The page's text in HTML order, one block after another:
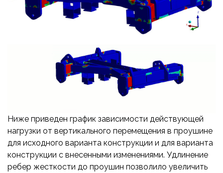
Ниже приведен график зависимости действующей
нагрузки от вертикального перемещения в проушине
для исходного варианта конструкции и для варианта
конструкции с внесенными изменениями. Удлинение
ребер жесткости до проушин позволило увеличить